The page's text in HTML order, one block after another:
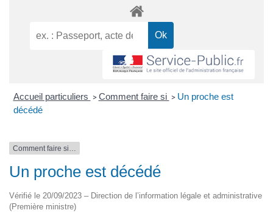
Accueil particuliers > Comment faire si > Un proche est
décédé
Comment faire si…
Un proche est décédé
Vérifié le 20/09/2023 – Direction de l’information légale et administrative
(Première ministre)